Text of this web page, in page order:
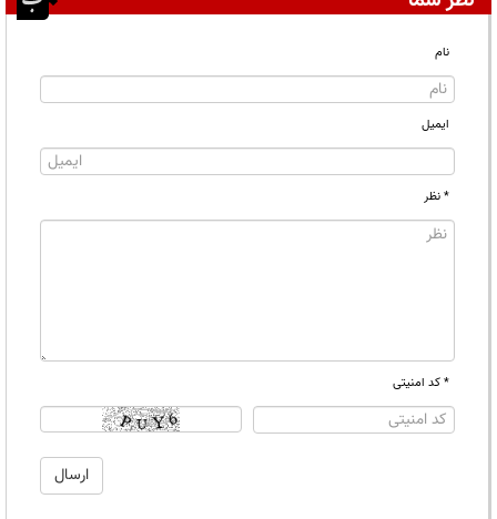
نام
ایمیل
* نظر
* کد امنیتی